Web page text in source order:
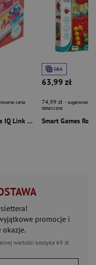
cena
Smart Games IQ Link (PL) IUVI Games
GRA
63,99 zł
74,99 zł - sugerowana
detaliczna
promocje i
wartości koszyka 69 zł.